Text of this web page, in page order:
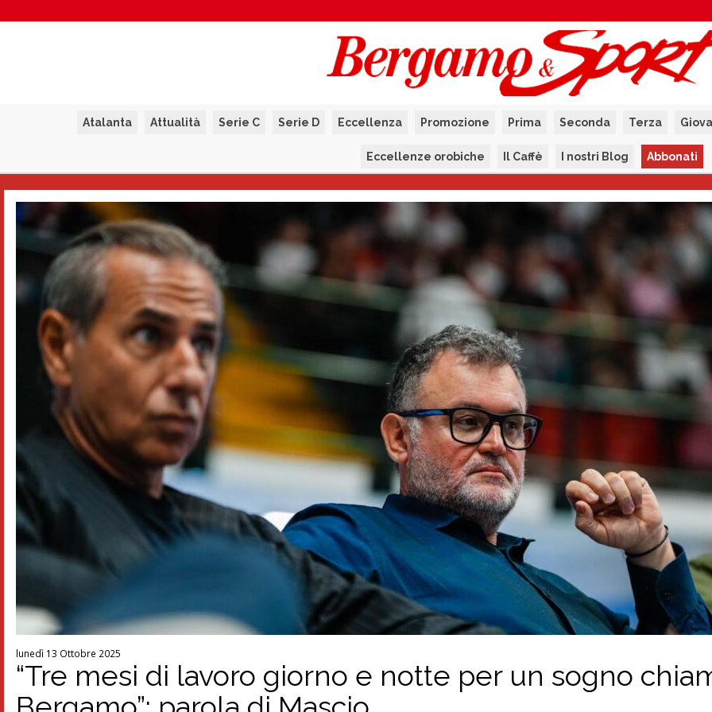
Atalanta Attualità Serie C Serie D Eccellenza Promozione Prima Seconda Terza
Eccellenze orobiche Il Caffè I nostri Blog Abbonati
lunedì 13 Ottobre 2025
“Tre mesi di lavoro giorno e notte per un sogno